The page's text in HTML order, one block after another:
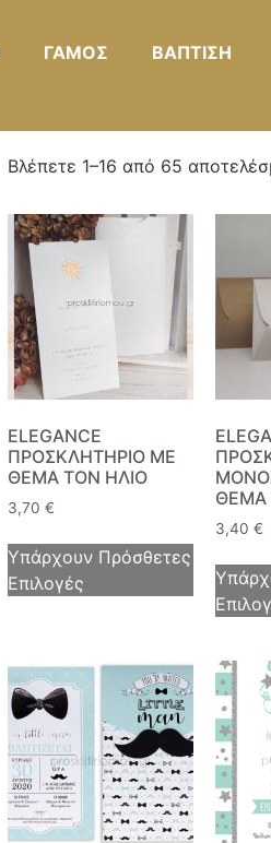
ΓΑΜΟΣ ΒΑΠΤΙΣΗ
Βλέπετε 1–16 από 65
ELEGANCE
ΠΡΟΣΚΛΗΤΗΡΙΟ ΜΕ
ΘΕΜΑ ΤΟΝ ΗΛΙΟ
3,70€
Υπάρχουν Πρόσθετες
Επιλογές
ΘΕΜΑ
3,40€